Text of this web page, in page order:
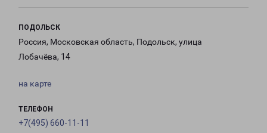
ПОДОЛЬСК
Россия, Московская область, Подольск, улица
Лобачёва, 14
на карте
ТЕЛЕФОН
+7(495) 660-11-11